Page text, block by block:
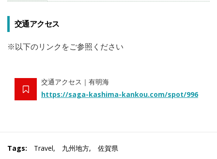
交通アクセス
※以下のリンクをご参照ください
交通アクセス｜有明海
https://saga-kashima-kankou.com/spot/996
Tags: Travel, 九州地方, 佐賀県